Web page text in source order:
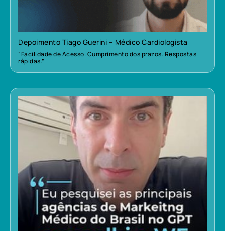
Depoimento Tiago Guerini – Médico Cardiologista
“Facilidade de Acesso. Cumprimento dos prazos. Respostas
rápidas.”